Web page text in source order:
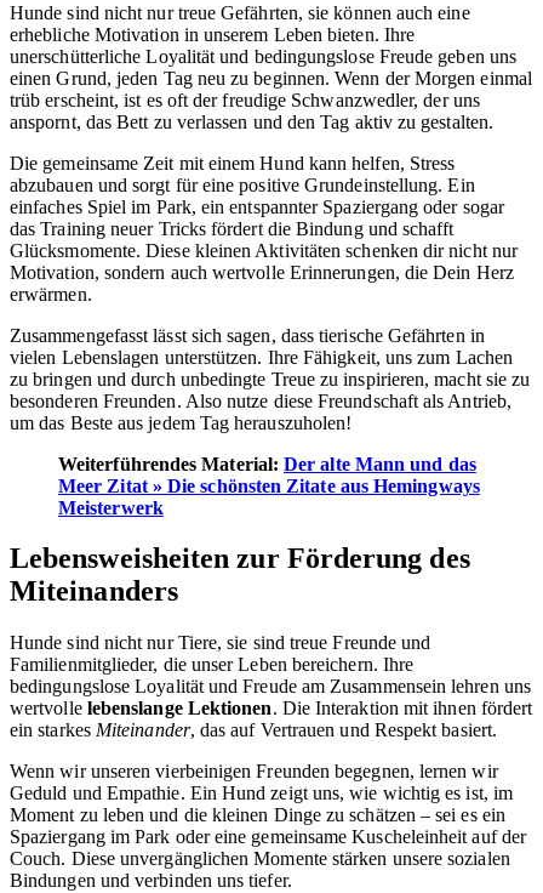
Hunde sind nicht nur treue Gefährten, sie können auch eine
erhebliche Motivation in unserem Leben bieten. Ihre
unerschütterliche Loyalität und bedingungslose Freude geben uns
einen Grund, jeden Tag neu zu beginnen. Wenn der Morgen einmal
trüb erscheint, ist es oft der freudige Schwanzwedler, der uns
anspornt, das Bett zu verlassen und den Tag aktiv zu gestalten.
Die gemeinsame Zeit mit einem Hund kann helfen, Stress
abzubauen und sorgt für eine positive Grundeinstellung. Ein
einfaches Spiel im Park, ein entspannter Spaziergang oder sogar
das Training neuer Tricks fördert die Bindung und schafft
Glücksmomente. Diese kleinen Aktivitäten schenken dir nicht nur
Motivation, sondern auch wertvolle Erinnerungen, die Dein Herz
erwärmen.
Zusammengefasst lässt sich sagen, dass tierische Gefährten in
vielen Lebenslagen unterstützen. Ihre Fähigkeit, uns zum Lachen
zu bringen und durch unbedingte Treue zu inspirieren, macht sie zu
besonderen Freunden. Also nutze diese Freundschaft als Antrieb,
um das Beste aus jedem Tag herauszuholen!
Weiterführendes Material:Der alte Mann und das
Meer Zitat » Die schönsten Zitate aus Hemingways
Meisterwerk
Lebensweisheiten zur Förderung des
Miteinanders
Hunde sind nicht nur Tiere, sie sind treue Freunde und
Familienmitglieder, die unser Leben bereichern. Ihre
bedingungslose Loyalität und Freude am Zusammensein lehren uns
wertvolle lebenslange Lektionen. Die Interaktion mit ihnen fördert
ein starkes Miteinander, das auf Vertrauen und Respekt basiert.
Wenn wir unseren vierbeinigen Freunden begegnen, lernen wir
Geduld und Empathie. Ein Hund zeigt uns, wie wichtig es ist, im
Moment zu leben und die kleinen Dinge zu schätzen – sei es ein
Spaziergang im Park oder eine gemeinsame Kuscheleinheit auf der
Couch. Diese unvergänglichen Momente stärken unsere sozialen
Bindungen und verbinden uns tiefer.